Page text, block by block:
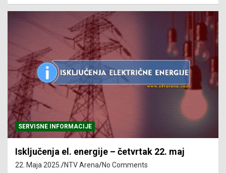
SERVISNE INFORMACIJE
Isključenja el. energije – četvrtak 22. maj
22. Maja 2025. NTV Arena No Comments